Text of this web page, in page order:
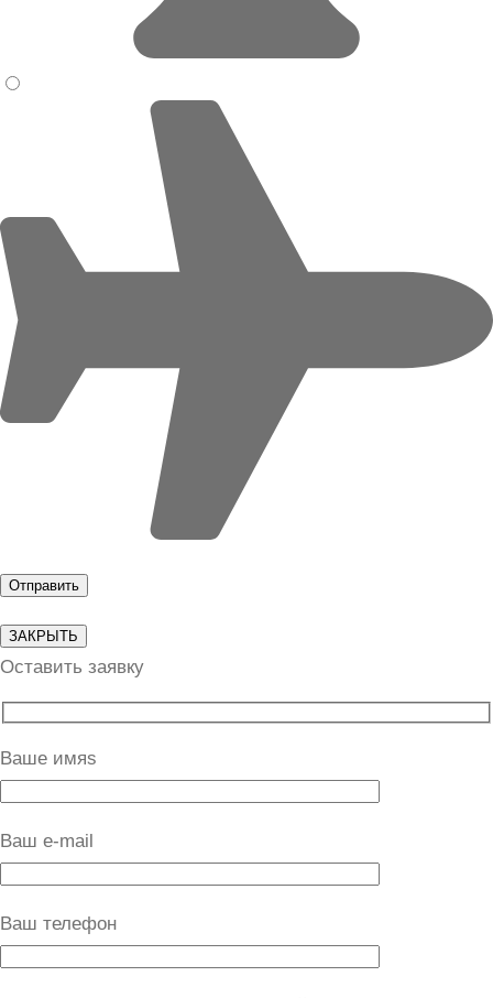
ЗАКРЫТЬ
Оставить заявку
Ваше имяs
Ваш e-mail
Ваш телефон